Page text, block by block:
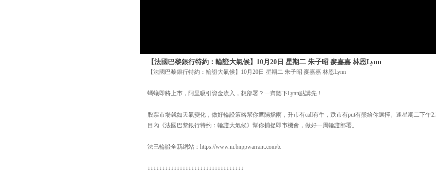
【法國巴黎銀行特約：輪證大氣候】10月20日 星期二 朱子昭 麥嘉嘉 林恩Lynn
【法國巴黎銀行特約：輪證大氣候】10月20日 星期二 朱子昭 麥嘉嘉 林恩Lynn
螞蟻即將上市，阿里吸引資金流入，想部署？一齊聽下Lynn點講先！
股票市場就如天氣變化，做好輪證策略幫你遮陽擋雨，升市有call有牛，跌市有put有熊給你選擇。逢星期二下午
目內《法國巴黎銀行特約：輪證大氣候》幫你捕捉即市機會，做好一周輪證部署。
法巴輪證全新網站：https://www.m.bnppwarrant.com/tc
↓↓↓↓↓↓↓↓↓↓↓↓↓↓↓↓↓↓↓↓↓↓↓↓↓↓↓↓↓↓↓↓↓